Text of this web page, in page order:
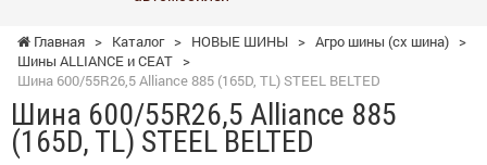
Главная > Каталог > НОВЫЕ ШИНЫ > Агро шины (сх шина) >
Шины ALLIANCE и СЕАТ >
Шина 600/55R26,5 Alliance 885 (165D, TL) STEEL BELTED
Шина 600/55R26,5 Alliance 885
(165D, TL) STEEL BELTED